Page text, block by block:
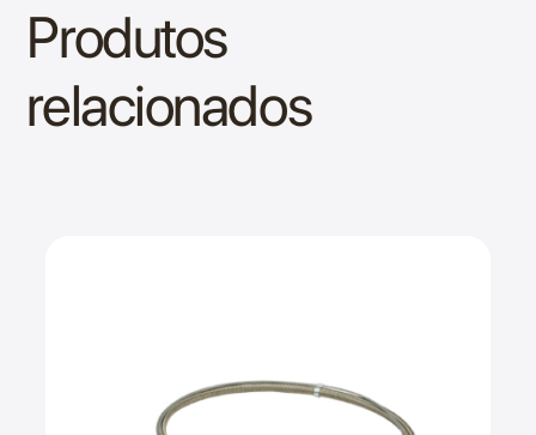
Produtos
relacionados